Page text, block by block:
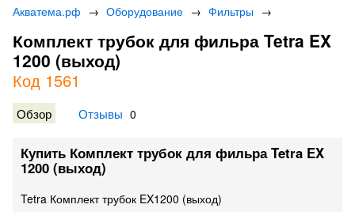
Акватема.рф → Оборудование → Фильтры →
Комплект трубок для фильра Tetra EX
1200 (выход)
Код 1561
Обзор Отзывы 0
Купить Комплект трубок для фильра Tetra EX
1200 (выход)
Tetra Комплект трубок EX1200 (выход)